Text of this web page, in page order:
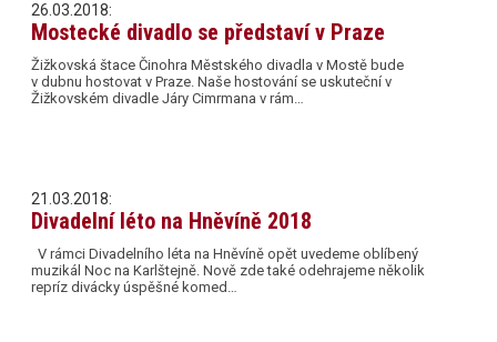
26.03.2018:
Mostecké divadlo se představí v Praze
Žižkovská štace Činohra Městského divadla v Mostě bude
v dubnu hostovat v Praze. Naše hostování se uskuteční v
Žižkovském divadle Járy Cimrmana v rám…
21.03.2018:
Divadelní léto na Hněvíně 2018
V rámci Divadelního léta na Hněvíně opět uvedeme oblíbený
muzikál Noc na Karlštejně. Nově zde také odehrajeme několik
repríz divácky úspěšné komed…